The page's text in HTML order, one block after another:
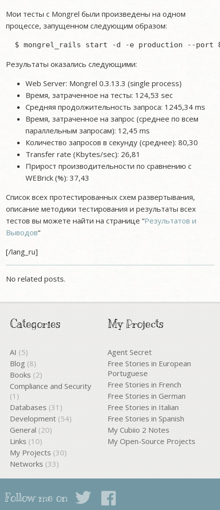
Мои тесты с Mongrel были произведены на одном
процессе, запущенном следующим образом:
Результаты оказались следующими:
Web Server: Mongrel 0.3.13.3 (single process)
Время, затраченное на тесты: 124,53 sec
Средняя продолжительность запроса: 1245,34 ms
Время, затраченное на запрос (среднее по всем
параллельным запросам): 12,45 ms
Количество запросов в секунду (среднее): 80,30
Transfer rate (Kbytes/sec): 26,81
Прирост производительности по сравнению с
WEBrick (%): 37,43
Список всех протестированных схем развертывания,
описание методики тестирования и результаты всех
тестов вы можете найти на странице “Результатов и
Выводов“
[/lang_ru]
No related posts.
Categories
AI (5)
Blog (8)
Books (2)
Compliance and Security
(1)
Databases (31)
Development (54)
General (20)
Links (10)
My Projects (30)
Networks (33)
My Projects
Agent Secret
Free Stories in European
Portuguese
Free Stories in French
Free Stories in German
Free Stories in Italian
Free Stories in Spanish
My Cubiio 2 Notes
My Open-Source Projects
Follow me on